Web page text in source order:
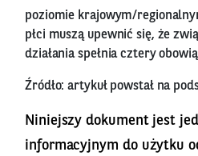
poziomie krajowym/
płci muszą upewnić się, że
działania spełnia cztery
Źródło: artykuł powstał na
Niniejszy dokument jest
informacyjnym do użytku